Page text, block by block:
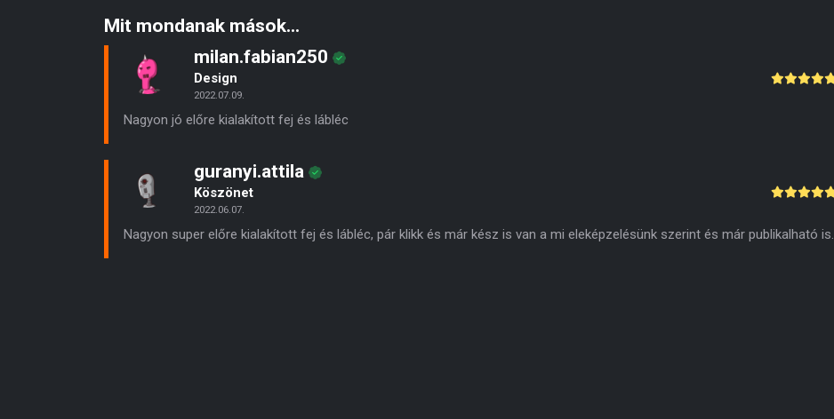
Mit mondanak mások...
milan.fabian250
Design
2022.07.09.
Nagyon jó előre kialakított fej és lábléc
guranyi.attila
Köszönet
2022.06.07.
Nagyon super előre kialakított fej és lábléc, pár klikk és már kész is van a mi eleképzelésünk szerint és már publikalható is.